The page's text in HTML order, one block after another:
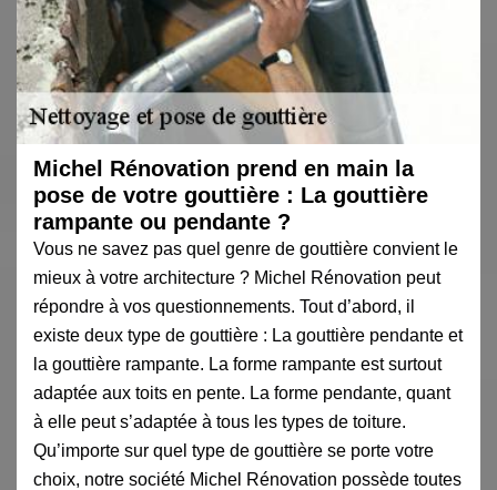
Michel Rénovation prend en main la
pose de votre gouttière : La gouttière
rampante ou pendante ?
Vous ne savez pas quel genre de gouttière convient le
mieux à votre architecture ? Michel Rénovation peut
répondre à vos questionnements. Tout d’abord, il
existe deux type de gouttière : La gouttière pendante et
la gouttière rampante. La forme rampante est surtout
adaptée aux toits en pente. La forme pendante, quant
à elle peut s’adaptée à tous les types de toiture.
Qu’importe sur quel type de gouttière se porte votre
choix, notre société Michel Rénovation possède toutes